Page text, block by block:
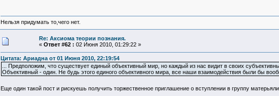
Нельзя придумать то,чего нет.
Re: Аксиома теории познания.
« Ответ #62 : 02 Июня 2010, 01:29:22 »
Цитата: Ариадна от 01 Июня 2010, 22:19:54
... Предположим, что существует единый объективный мир, но каждый из нас видит в своих
Объективный - один. Не будь этого единого объективного мира, все наши взаимодействия были бы
Еще один такой пост и рискуешь получить торжественное приглашение о вступлении в группу